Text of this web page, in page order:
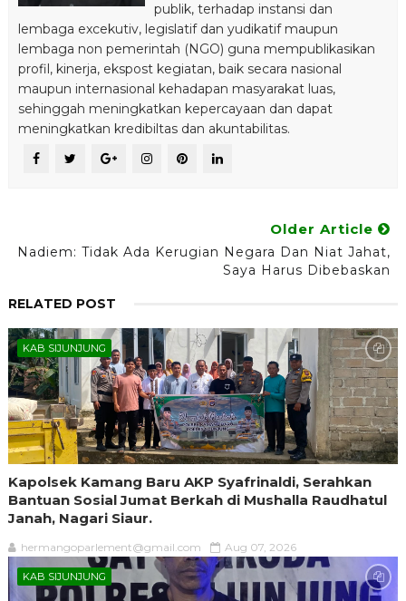
publik, terhadap instansi dan
lembaga excekutiv, legislatif dan yudikatif maupun
lembaga non pemerintah (NGO) guna mempublikasikan
profil, kinerja, ekspost kegiatan, baik secara nasional
maupun internasional kehadapan masyarakat luas,
sehinggah meningkatkan kepercayaan dan dapat
meningkatkan kredibiltas dan akuntabilitas.
Older Article
Nadiem: Tidak Ada Kerugian Negara Dan Niat Jahat,
Saya Harus Dibebaskan
RELATED POST
KAB SIJUNJUNG
Kapolsek Kamang Baru AKP Syafrinaldi, Serahkan
Bantuan Sosial Jumat Berkah di Mushalla Raudhatul
Janah, Nagari Siaur.
hermangoparlement@gmail.com Aug 07, 2026
KAB SIJUNJUNG